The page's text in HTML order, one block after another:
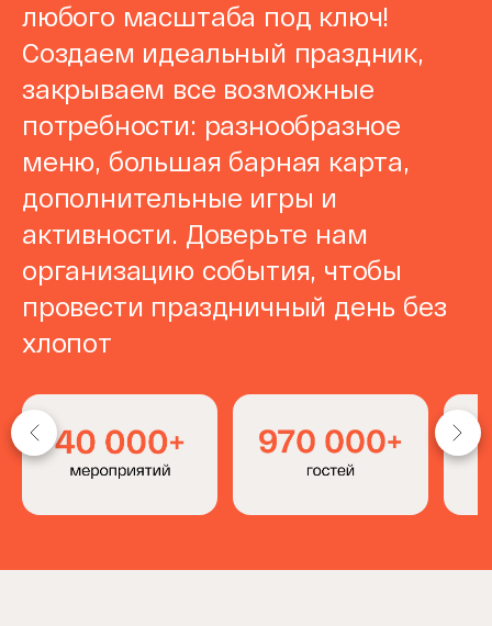
любого масштаба под ключ!
Создаем идеальный праздник,
закрываем все возможные
потребности: разнообразное
меню, большая барная карта,
дополнительные игры и
активности. Доверьте нам
организацию события, чтобы
провести праздничный день без
хлопот
of